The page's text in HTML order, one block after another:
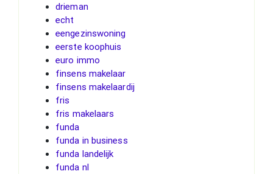
drieman
echt
eengezinswoning
eerste koophuis
euro immo
finsens makelaar
finsens makelaardij
fris
fris makelaars
funda
funda in business
funda landelijk
funda nl